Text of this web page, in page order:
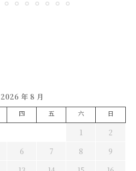
2026 年 8 月
四 五 六 日
1
2
6 7 8
9